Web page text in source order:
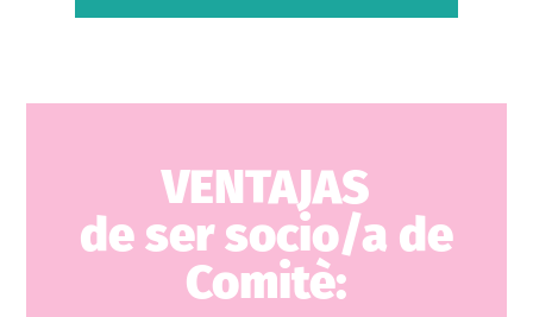
VENTAJAS
de ser socio/a de
Comitè: